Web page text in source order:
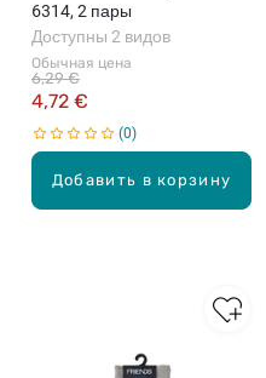
Добавить в корзину
6314, 2 пары
Обычная цена
4,72 €
6,29 €
Доступны 2 видов
0